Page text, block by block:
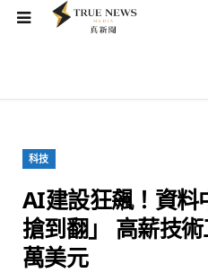
科技
AI建設狂飆！資料
搶到翻」 高薪技
萬美元